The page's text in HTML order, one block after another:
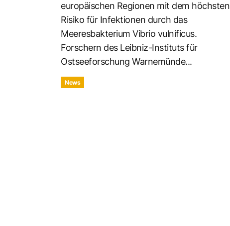
europäischen Regionen mit dem höchsten
Risiko für Infektionen durch das
Meeresbakterium Vibrio vulnificus.
Forschern des Leibniz-Instituts für
Ostseeforschung Warnemünde...
News